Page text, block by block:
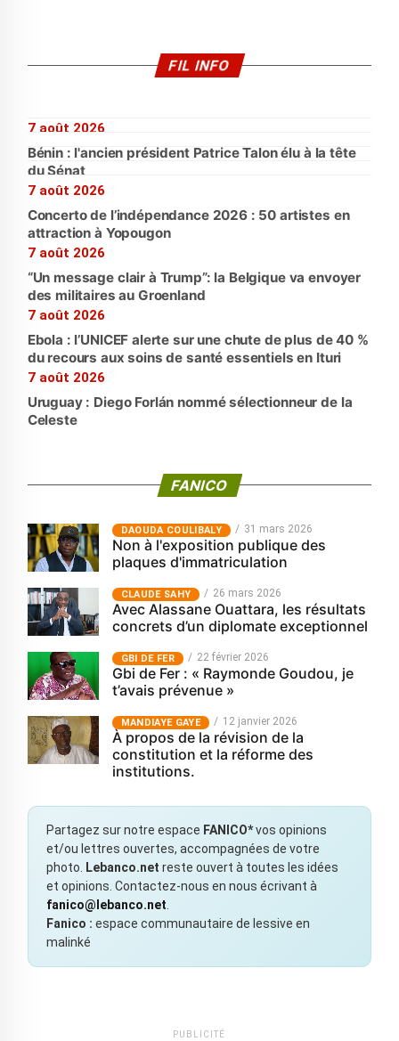
FIL INFO
7 août 2026
Bénin : l'ancien président Patrice Talon élu à la tête
du Sénat
7 août 2026
Concerto de l’indépendance 2026 : 50 artistes en
attraction à Yopougon
7 août 2026
“Un message clair à Trump”: la Belgique va envoyer
des militaires au Groenland
7 août 2026
Ebola : l’UNICEF alerte sur une chute de plus de 40 %
du recours aux soins de santé essentiels en Ituri
7 août 2026
Uruguay : Diego Forlán nommé sélectionneur de la
Celeste
FANICO
‎DAOUDA COULIBALY 31 mars 2026
Non à l'exposition publique des
plaques d'immatriculation
CLAUDE SAHY 26 mars 2026
Avec Alassane Ouattara, les résultats
concrets d’un diplomate exceptionnel
GBI DE FER 22 février 2026
Gbi de Fer : « Raymonde Goudou, je
t’avais prévenue »
MANDIAYE GAYE 12 janvier 2026
À propos de la révision de la
constitution et la réforme des
institutions.
Partagez sur notre espace FANICO*vos opinions
et/ou lettres ouvertes, accompagnées de votre
photo.
Lebanco.net reste ouvert à toutes les idées
et opinions. Contactez-nous en nous écrivant à
fanico@lebanco.net
Fanico : espace communautaire de lessive en
malinké
PUBLICITÉ